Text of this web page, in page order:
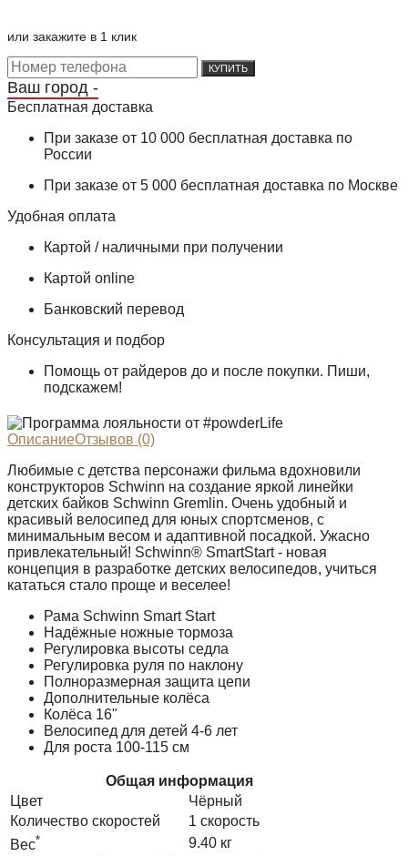
или закажите в 1 клик
КУПИТЬ
Ваш город -
Бесплатная доставка
При заказе от 10 000 бесплатная доставка по
России
При заказе от 5 000 бесплатная доставка по Москве
Удобная оплата
Картой / наличными при получении
Картой online
Банковский перевод
Консультация и подбор
Помощь от райдеров до и после покупки. Пиши,
подскажем!
ОписаниеОтзывов (0)
Любимые с детства персонажи фильма вдохновили
конструкторов Schwinn на создание яркой линейки
детских байков Schwinn Gremlin. Очень удобный и
красивый велосипед для юных спортсменов, с
минимальным весом и адаптивной посадкой. Ужасно
привлекательный! Schwinn® SmartStart - новая
концепция в разработке детских велосипедов, учиться
кататься стало проще и веселее!
Рама Schwinn Smart Start
Надёжные ножные тормоза
Регулировка высоты седла
Регулировка руля по наклону
Полноразмерная защита цепи
Дополнительные колёса
Колёса 16"
Велосипед для детей 4-6 лет
Для роста 100-115 см
Общая информация
Цвет
Чёрный
Количество скоростей
1 скорость
Вес*
9.40 кг